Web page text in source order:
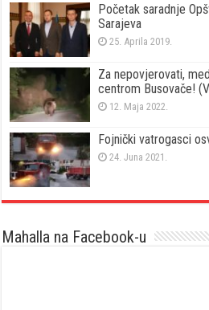
Početak saradnje
Sarajeva
25. Aprila 2019.
Za nepovjerovati,
centrom Busovače!
12. Maja 2022.
Fojnički vatrogasci
24. Juna 2021.
Mahalla na Facebook-u